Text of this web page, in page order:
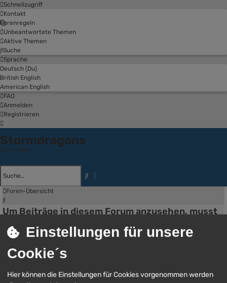
Schnellzugriff
Kontakt
Forenregeln
Unbeantwortete Themen
Aktive Themen
Suche
Sprache
Deutsch (Du)
British English
American English
FAQ
Anmelden
Registrieren
Stormdragons
Zum Inhalt
SucheSuche
Foren-Übersicht
Suche
Um Beiträge in diesem Forum anzusehen, musst
du auf diesem Board registriert und angemeldet
sein.
Benutzername:
Passwort:
Einstellungen für unsere
Cookie´s
Hier können die Einstellungen für Cookies vorgenommen werden